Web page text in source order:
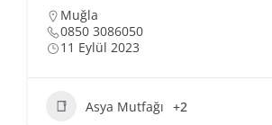
Muğla
0850 3086050
11 Eylül 2023
Asya Mutfağı +2